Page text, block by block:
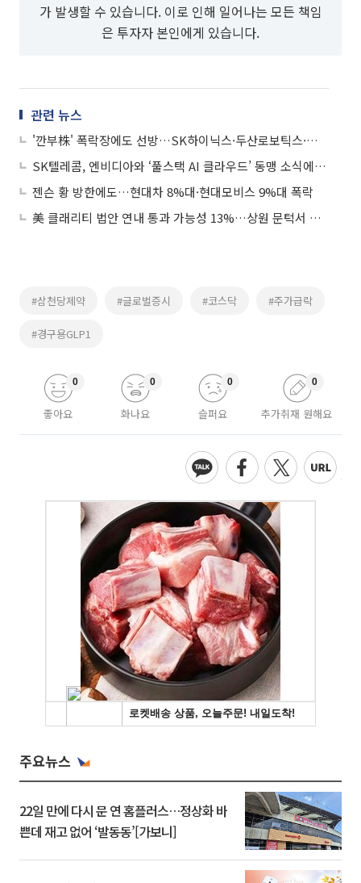
가 발생할 수 있습니다. 이로 인해 일어나는 모든 책임
은 투자자 본인에게 있습니다.
관련 뉴스
'깐부株' 폭락장에도 선방…SK하이닉스·두산로보틱스·네이버는 낙폭 방어
SK텔레콤, 엔비디아와 ‘풀스택 AI 클라우드’ 동맹 소식에 강세
젠슨 황 방한에도…현대차 8%대·현대모비스 9%대 폭락
美 클래리티 법안 연내 통과 가능성 13%…상원 문턱서 제동
#삼천당제약 #글로벌증시 #코스닥 #주가급락
#경구용GLP1
좋아요
0
화나요
0
슬퍼요
0
추가취재 원해요
0
주요뉴스
22일 만에 다시 문 연 홈플러스…정상화 바
쁜데 재고 없어 ‘발동동’[가보니]